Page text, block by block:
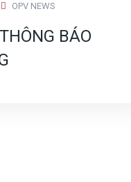
OPV NEWS
BÁO